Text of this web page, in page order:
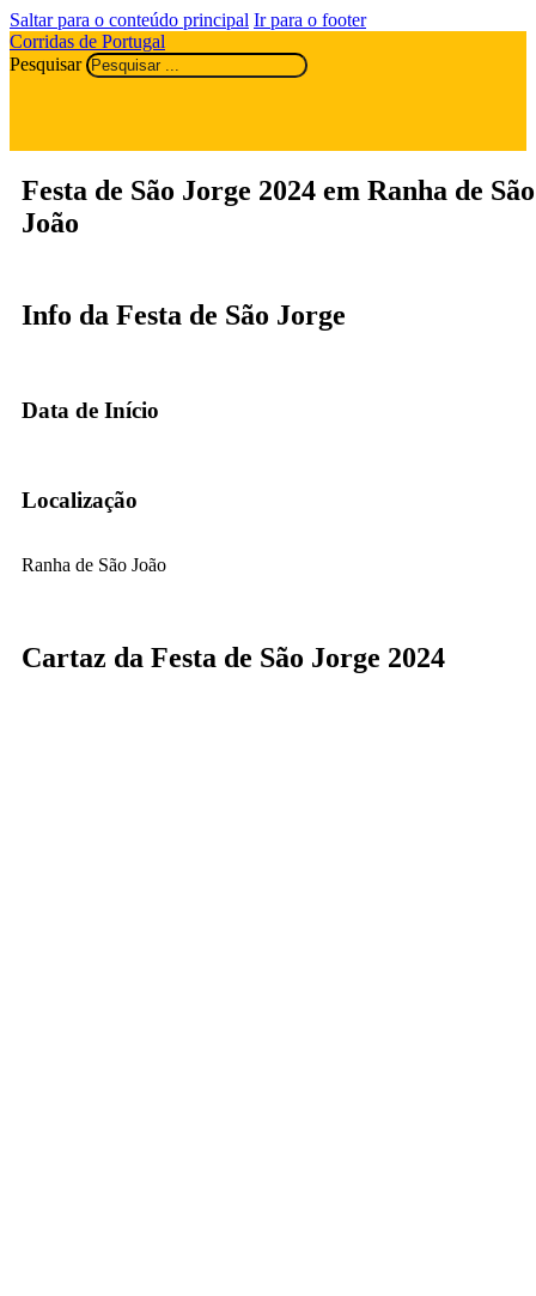
Saltar para o conteúdo principal Ir para o footer
Corridas de Portugal
Pesquisar
Festa de São Jorge 2024 em Ranha de São
João
Info da Festa de São Jorge
Data de Início
Localização
Ranha de São João
Cartaz da Festa de São Jorge 2024